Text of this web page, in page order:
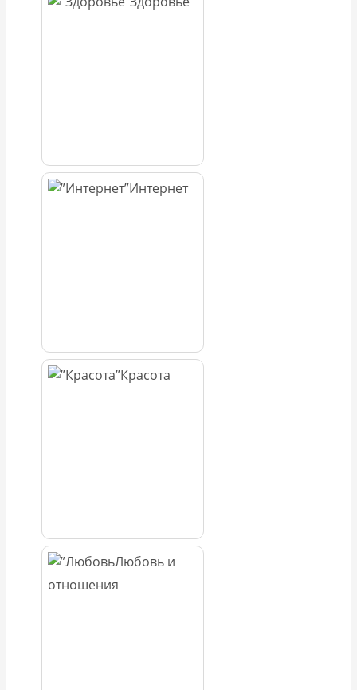
Интернет
Красота
Любовь и
отношения